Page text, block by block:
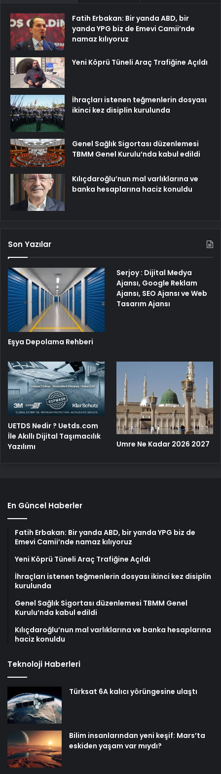
Fatih Erbakan: Bir yanda ABD, bir
yanda YPG biz de Emevi Camii’nde
namaz kılıyoruz
Yeni Köprü Tüneli Araç Trafiğine Açıldı
İhraçları istenen teğmenlerin dosyası
ikinci kez disiplin kurulunda
Genel Sağlık Sigortası düzenlemesi
TBMM Genel Kurulu’nda kabul edildi
Kılıçdaroğlu’nun mal varlıklarına ve
banka hesaplarına haciz konuldu
Son Yazılar
Eşya Depolama Rehberi
Serjoy : Dijital Medya
Ajansı, Google Reklam
Ajansı, SEO Ajansı ve Web
Tasarım Ajansı
UETDS Nedir ? Uetds.com
İle Akıllı Dijital Taşımacılık
Yazılımı
Umre Ne Kadar 2026 2027
En Güncel Haberler
Fatih Erbakan: Bir yanda ABD, bir yanda YPG biz de
Emevi Camii’nde namaz kılıyoruz
Yeni Köprü Tüneli Araç Trafiğine Açıldı
İhraçları istenen teğmenlerin dosyası ikinci kez disiplin
kurulunda
Genel Sağlık Sigortası düzenlemesi TBMM Genel
Kurulu’nda kabul edildi
Kılıçdaroğlu’nun mal varlıklarına ve banka hesaplarına
haciz konuldu
Teknoloji Haberleri
Türksat 6A kalıcı yörüngesine ulaştı
Bilim insanlarından yeni keşif: Mars’ta
eskiden yaşam var mıydı?